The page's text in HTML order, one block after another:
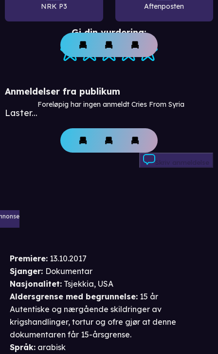
NRK P3 Aftenposten
Gi din vurdering:
Anmeldelser fra publikum
Laster...
Foreløpig har ingen anmeldt Cries From Syria
Skriv anmeldelse
Premiere: 13.10.2017
Sjanger: Dokumentar
Nasjonalitet: Tsjekkia, USA
Aldersgrense med begrunnelse: 15 år
Autentiske og nærgående skildringer av
krigshandlinger, tortur og ofre gjør at denne
dokumentaren får 15-årsgrense.
Språk: arabisk